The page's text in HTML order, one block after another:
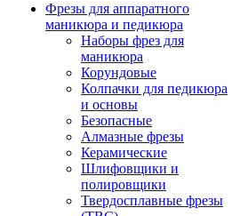
Фрезы для аппаратного
маникюра и педикюра
Наборы фрез для
маникюра
Корундовые
Колпачки для педикюра
и основы
Безопасные
Алмазные фрезы
Керамические
Шлифовщики и
полировщики
Твердосплавные фрезы